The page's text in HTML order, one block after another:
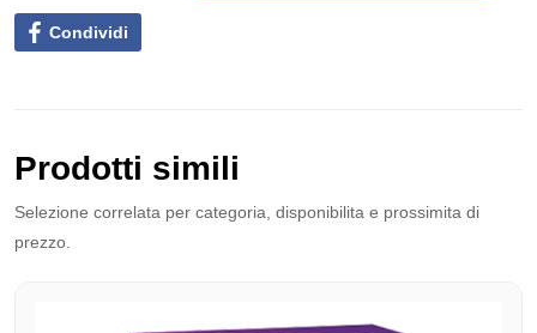
Condividi
Prodotti simili
Selezione correlata per categoria, disponibilita e prossimita di
prezzo.